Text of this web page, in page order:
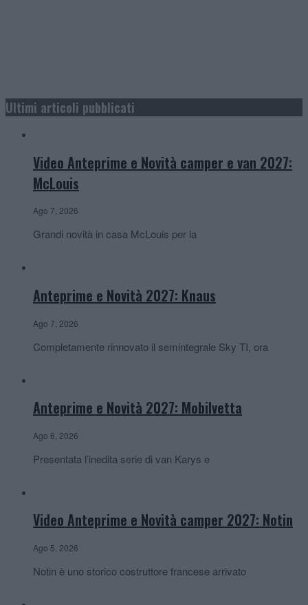
Ultimi articoli pubblicati
Video Anteprime e Novità camper e van 2027:
McLouis
Ago 7, 2026
Grandi novità in casa McLouis per la
Anteprime e Novità 2027: Knaus
Ago 7, 2026
Completamente rinnovato il semintegrale Sky TI, ora
Anteprime e Novità 2027: Mobilvetta
Ago 6, 2026
Presentata l’inedita serie di van Karys e
Video Anteprime e Novità camper 2027: Notin
Ago 5, 2026
Notin è uno storico costruttore francese arrivato